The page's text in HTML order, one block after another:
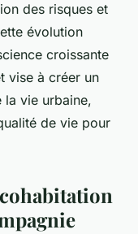
des risques et
évolution
croissante
vise à créer un
la vie urbaine,
de vie pour